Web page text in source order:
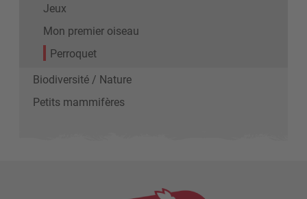
Jeux
Mon premier oiseau
Perroquet
Biodiversité / Nature
Petits mammifères